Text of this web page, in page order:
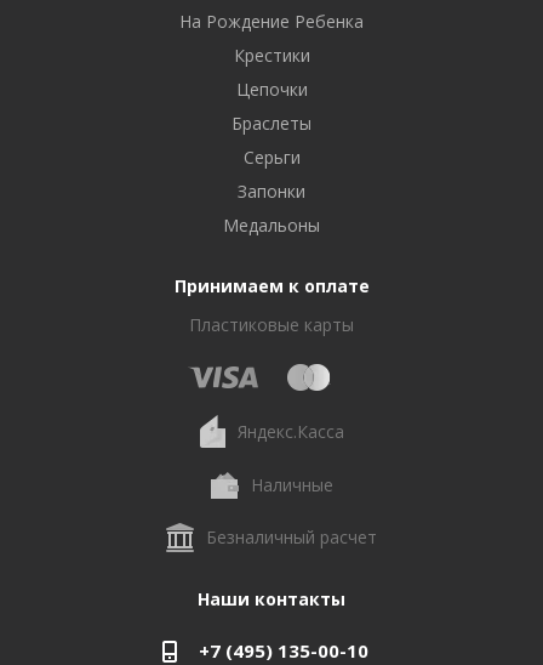
На Рождение Ребенка
Крестики
Цепочки
Браслеты
Серьги
Запонки
Медальоны
Принимаем к оплате
Пластиковые карты
Яндекс.Касса
Наличные
Безналичный расчет
Наши контакты
+7 (495) 135-00-10